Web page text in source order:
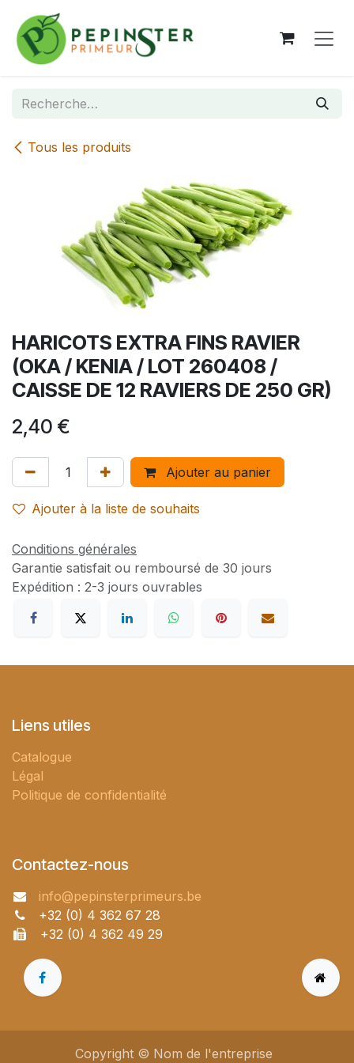
Se rendre au contenu
Tous les produits
HARICOTS EXTRA FINS RAVIER
(OKA / KENIA / LOT 260408 /
CAISSE DE 12 RAVIERS DE 250 GR)
2,40 €
Ajouter au panier
Ajouter à la liste de souhaits
Conditions générales
Garantie satisfait ou remboursé de 30 jours
Expédition : 2-3 jours ouvrables
Liens utiles
Catalogue
Légal
Politique de confidentialité
Contactez-nous
info@pepinsterprimeurs.be
+32 (0) 4 362 67 28
+32 (0) 4 362 49 29
Copyright © Nom de l'entreprise